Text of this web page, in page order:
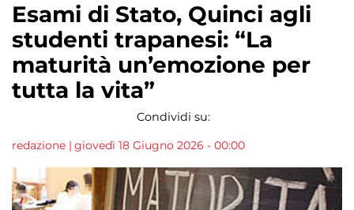
Esami di Stato, Quinci agli
studenti trapanesi: “La
maturità un’emozione per
tutta la vita”
Condividi su:
redazione | giovedì 18 Giugno 2026 - 00:00